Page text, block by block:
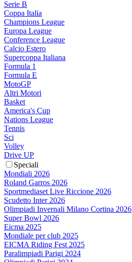
Serie B
Coppa Italia
Champions League
Europa League
Conference League
Calcio Estero
Supercoppa Italiana
Formula 1
Formula E
MotoGP
Altri Motori
Basket
America's Cup
Nations League
Tennis
Sci
Volley
Drive UP
Speciali
Mondiali 2026
Roland Garros 2026
Sportmediaset Live Riccione 2026
Scudetto Inter 2026
Olimpiadi Invernali Milano Cortina 2026
Super Bowl 2026
Eicma 2025
Mondiale per club 2025
EICMA Riding Fest 2025
Paralimpiadi Parigi 2024